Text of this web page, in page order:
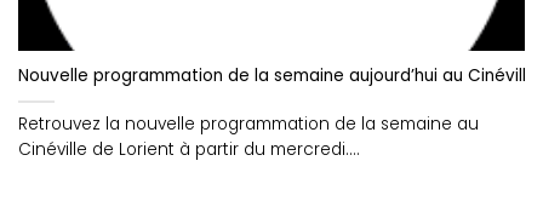
Nouvelle programmation de la semaine aujourd’hui au
Retrouvez la nouvelle programmation de la semaine au
Cinéville de Lorient à partir du mercredi....